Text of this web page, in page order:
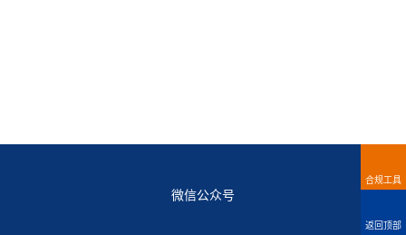
微信公众号
合规工具
返回顶部